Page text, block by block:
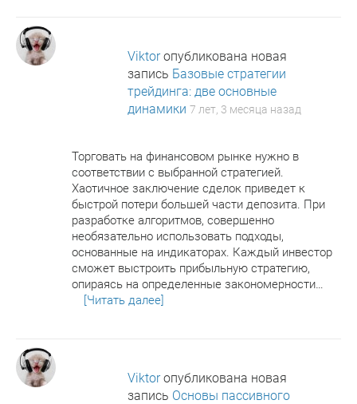
Viktorопубликована новая
запись Базовые стратегии
трейдинга: две основные
динамики 7 лет, 3 месяца назад
Торговать на финансовом рынке нужно в
соответствии с выбранной стратегией.
Хаотичное заключение сделок приведет к
быстрой потери большей части депозита. При
разработке алгоритмов, совершенно
необязательно использовать подходы,
основанные на индикаторах. Каждый инвестор
сможет выстроить прибыльную стратегию,
опираясь на определенные закономерности…
[Читать далее]
Viktorопубликована новая
запись Основы пассивного